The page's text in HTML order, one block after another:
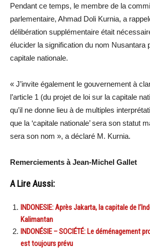
Pendant ce temps, le membre de la
parlementaire, Ahmad Doli Kurnia, a
délibération supplémentaire était
élucider la signification du nom Nusantara
capitale nationale.
« J’invite également le gouvernement à
l’article 1 (du projet de loi sur la capitale
qu’il ne donne lieu à de multiples
que la ‘capitale nationale’ sera son statut
sera son nom », a déclaré M. Kurnia.
Remerciements à Jean-Michel Gallet
A Lire Aussi:
INDONESIE: Après Jakarta, la capitale de
Kalimantan
INDONÉSIE – SOCIÉTÉ: Le déménagement
est toujours prévu